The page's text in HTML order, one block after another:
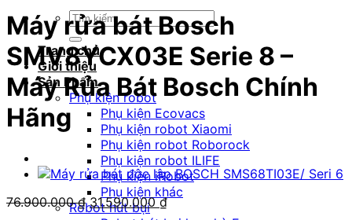
Tìm
kiếm:
Trang chủ
Giới thiệu
Sản Phẩm
Phụ kiện robot
Phụ kiện Ecovacs
Phụ kiện robot Xiaomi
Phụ kiện robot Roborock
Phụ kiện robot ILIFE
Phụ kiện iRobot
Phụ kiện khác
Robot hút bụi
Máy rửa bát Bosch
SMV8YCX03E Serie 8 –
Máy Rủa Bát Bosch Chính
Hãng
76.900.000₫ Giá
gốc
31.590.000₫Giá
hiện